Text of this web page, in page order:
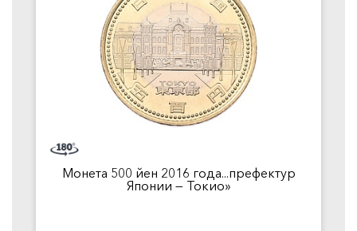
Монета 500 йен 2016 года...префектур
Японии — Токио»